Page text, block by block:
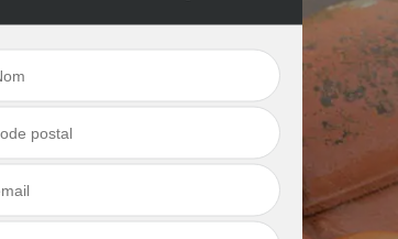
Démoussage de
toiture 21
Couvreur zingueur